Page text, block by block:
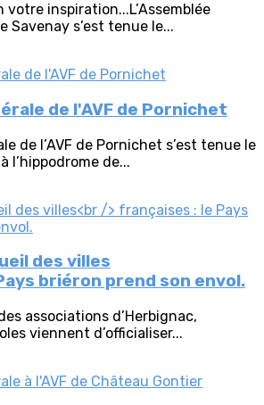
votre inspiration...L’Assemblée
Savenay s’est tenue le...
de l'AVF de Pornichet
de l’AVF de Pornichet s’est tenue le
l’hippodrome de...
des villes
briéron prend son envol.
associations d’Herbignac,
viennent d’officialiser...